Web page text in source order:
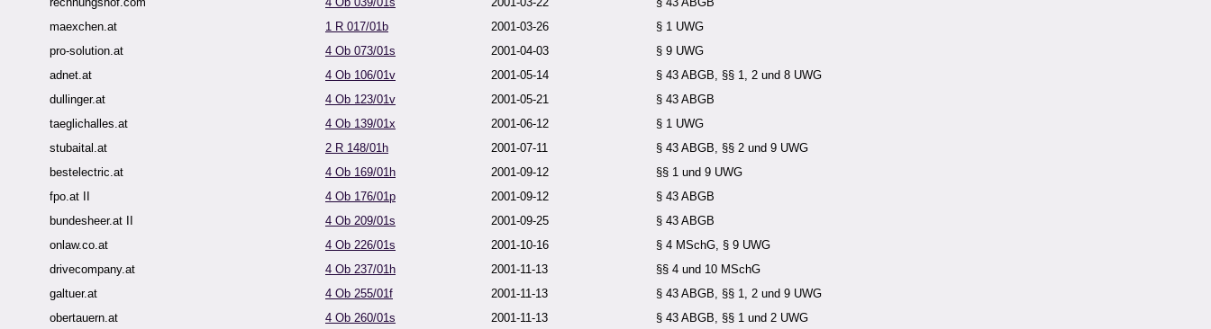
maexchen.at
1 R 017/01b 2001-03-26
§ 1 UWG
pro-solution.at
4 Ob 073/01s 2001-04-03
§ 9 UWG
adnet.at
4 Ob 106/01v 2001-05-14
§ 43 ABGB, §§ 1, 2 und 8 UWG
dullinger.at
4 Ob 123/01v 2001-05-21
§ 43 ABGB
taeglichalles.at
4 Ob 139/01x 2001-06-12
§ 1 UWG
stubaital.at
2 R 148/01h 2001-07-11
§ 43 ABGB, §§ 2 und 9 UWG
bestelectric.at
4 Ob 169/01h 2001-09-12
§§ 1 und 9 UWG
fpo.at II
4 Ob 176/01p 2001-09-12
§ 43 ABGB
bundesheer.at II
4 Ob 209/01s 2001-09-25
§ 43 ABGB
onlaw.co.at
4 Ob 226/01s 2001-10-16
§ 4 MSchG, § 9 UWG
drivecompany.at
4 Ob 237/01h 2001-11-13
§§ 4 und 10 MSchG
galtuer.at
4 Ob 255/01f 2001-11-13
§ 43 ABGB, §§ 1, 2 und 9 UWG
obertauern.at
4 Ob 260/01s 2001-11-13
§ 43 ABGB, §§ 1 und 2 UWG